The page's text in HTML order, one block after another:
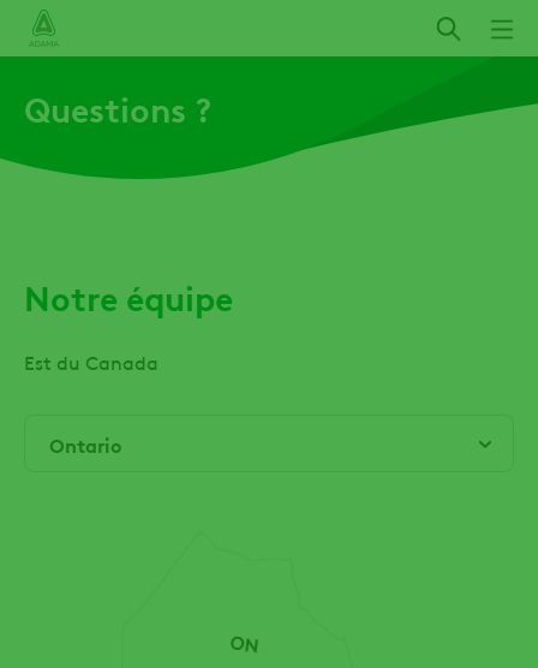
Aller
principal
Questions ?
Notre équipe
Est du Canada
Ontario